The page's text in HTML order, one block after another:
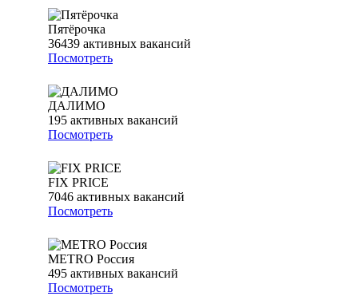
Пятёрочка
36439 активных вакансий
Посмотреть
ДАЛИМО
195 активных вакансий
Посмотреть
FIX PRICE
7046 активных вакансий
Посмотреть
METRO Россия
495 активных вакансий
Посмотреть